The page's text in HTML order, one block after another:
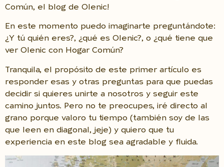
Común, el blog de Olenic!
En este momento puedo imaginarte preguntándote:
¿Y tú quién eres?, ¿qué es Olenic?, o ¿qué tiene que
ver Olenic con Hogar Común?
Tranquila, el propósito de este primer artículo es
responder esas y otras preguntas para que puedas
decidir si quieres unirte a nosotros y seguir este
camino juntos. Pero no te preocupes, iré directo al
grano porque valoro tu tiempo (también soy de las
que leen en diagonal, jeje) y quiero que tu
experiencia en este blog sea agradable y fluida.